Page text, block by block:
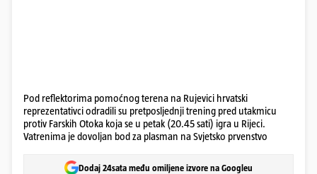
Pod reflektorima pomoćnog terena na Rujevici hrvatski
reprezentativci odradili su pretposljednji trening pred utakmicu
protiv Farskih Otoka koja se u petak (20.45 sati) igra u Rijeci.
Vatrenima je dovoljan bod za plasman na Svjetsko prvenstvo
Dodaj 24sata među omiljene izvore na Googleu